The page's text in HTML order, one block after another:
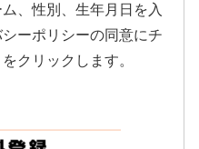
、性別、生年月日を入
ーポリシーの同意にチ
クリックします。